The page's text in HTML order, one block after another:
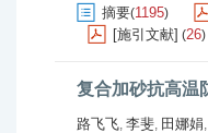
摘要(1195)
[施引文献] (26)
复合加砂抗高温
路飞飞, 李斐, 田娜娟,